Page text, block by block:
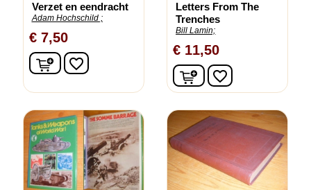
Verzet en eendracht
Adam Hochschild ;
€ 7,50
In winkelwagen
favorite_border
Letters From The
Trenches
Bill Lamin;
€ 11,50
In winkelwagen
favorite_border